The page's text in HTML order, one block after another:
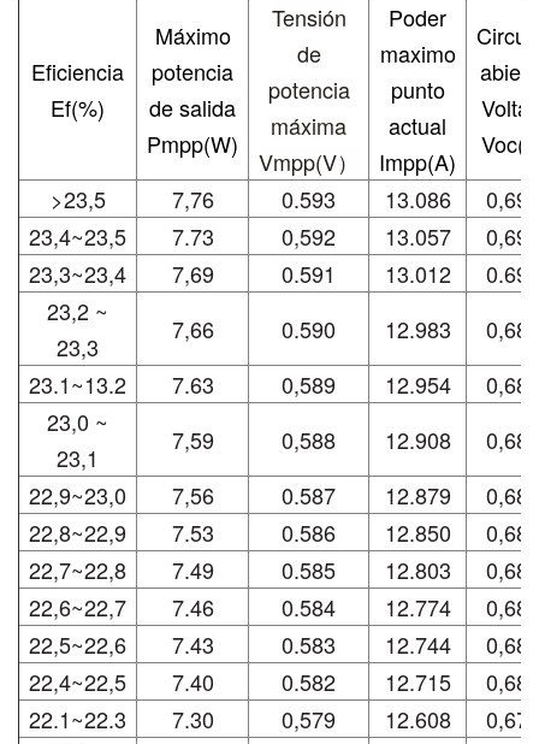
Eficiencia
Ef(%)
Máximo
potencia
de salida
Pmpp(W)
Tensión
de
potencia
máxima
Vmpp(V）
Poder
maximo
punto
actual
Impp(A)
>23,5
7,76 0.593 13.086
0,692
23,4~23,5
7.73 0,592 13.057
0,691
23,3~23,4
7,69 0.591 13.012
0.690
23,2 ~
23,3
7,66 0.590 12.983
0,689
23.1~13.2
7.63 0,589 12.954
0,688
23,0 ~
23,1
7,59 0,588 12.908
0,687
22,9~23,0
7,56 0.587 12.879
0,686
22,8~22,9
7.53 0.586 12.850
0,685
22,7~22,8
7.49 0.585 12.803
0,684
22,6~22,7
7.46 0.584 12.774
0,683
22,5~22,6
7.43 0.583 12.744
0,682
22,4~22,5
7.40 0.582 12.715
0,681
22.1~22.3
7.30 0,579 12.608
0,678